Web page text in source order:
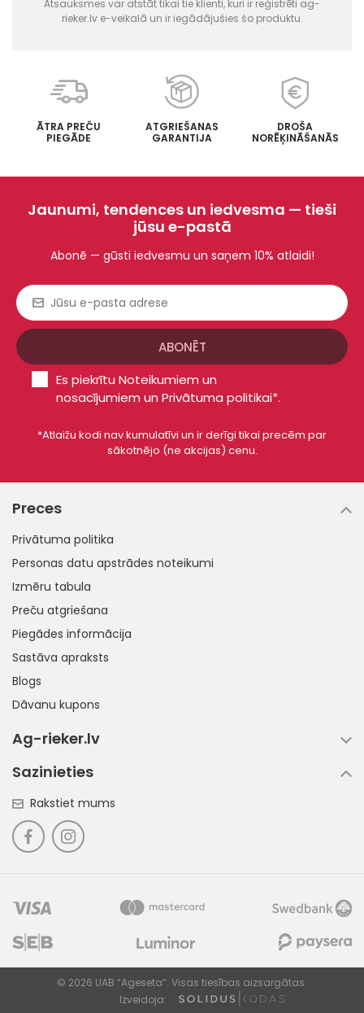
Atsauksmes var atstāt tikai tie klienti, kuri ir reģistrēti ag-
rieker.lv e-veikalā un ir iegādājušies šo produktu.
ĀTRA PREČU
PIEGĀDE
ATGRIEŠANAS
GARANTIJA
DROŠA
NORĒĶINĀŠANĀS
Jaunumi, tendences un iedvesma — tieši
jūsu e-pastā
Abonē — gūsti iedvesmu un saņem 10% atlaidi!
Es piekrītu Noteikumiem un
nosacījumiem un Privātuma politikai*.
*Atlaižu kodi nav kumulatīvi un ir derīgi tikai precēm par
sākotnējo (ne akcijas) cenu.
Preces
Privātuma politika
Personas datu apstrādes noteikumi
Izmēru tabula
Preču atgriešana
Piegādes informācija
Sastāva apraksts
Blogs
Dāvanu kupons
Ag-rieker.lv
Sazinieties
Rakstiet mums
© 2026 UAB “Ageseta”. Visas tiesības aizsargātas.
Izveidoja: